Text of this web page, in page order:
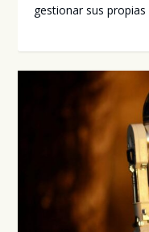
ges­tio­nar sus pro­pias